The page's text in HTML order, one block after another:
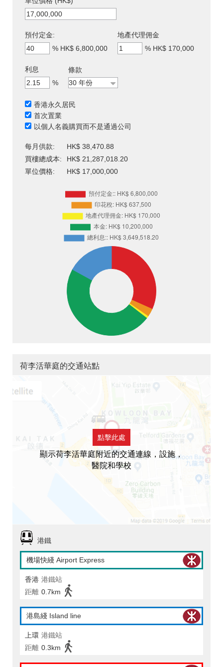
預付定金:
% HK$ 6,800,000
地產代理佣金
% HK$ 170,000
利息
%
條款
香港永久居民
首次置業
以個人名義購買而不是通過公司
每月供款:
HK$ 38,470.88
買樓總成本:
HK$ 21,287,018.20
單位價格:
HK$ 17,000,000
荷李活華庭的交通站點
點擊此處
顯示荷李活華庭附近的交通連線，設施，
醫院和學校
港鐵
機場快綫 Airport Express
香港 港鐵站
距離 0.7km
港島綫 Island line
上環 港鐵站
距離 0.3km